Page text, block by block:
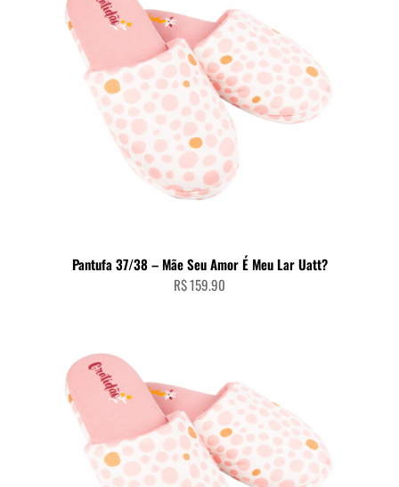
Pantufa 37/38 – Mãe Seu Amor É Meu Lar Uatt?
R$159.90